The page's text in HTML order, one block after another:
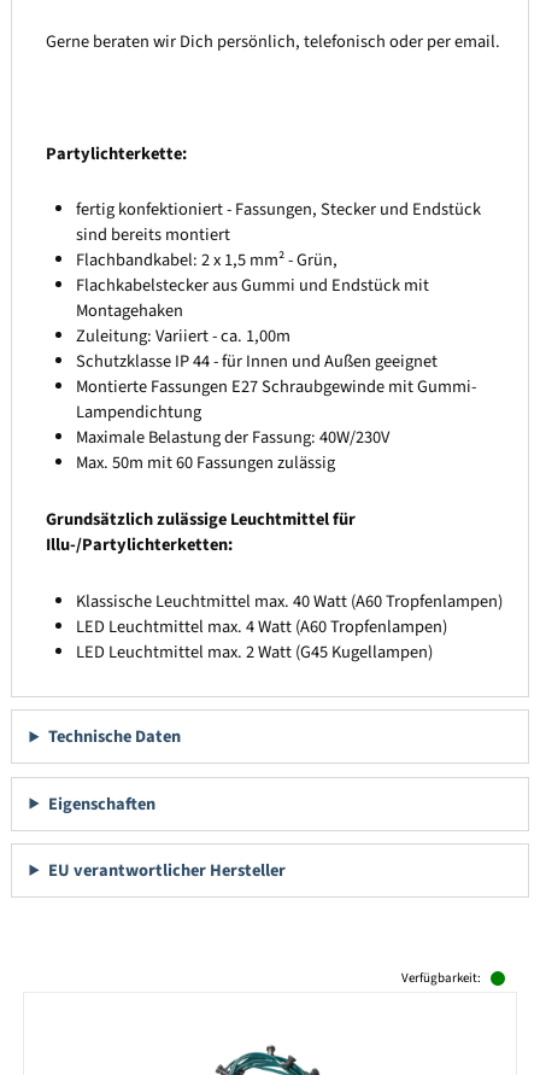
Gerne beraten wir Dich persönlich, telefonisch oder per email.
Partylichterkette:
fertig konfektioniert - Fassungen, Stecker und Endstück
sind bereits montiert
Flachbandkabel: 2 x 1,5 mm² - Grün,
Flachkabelstecker aus Gummi und Endstück mit
Montagehaken
Zuleitung: Variiert - ca. 1,00m
Schutzklasse IP 44 - für Innen und Außen geeignet
Montierte Fassungen E27 Schraubgewinde mit Gummi-
Lampendichtung
Maximale Belastung der Fassung: 40W/230V
Max. 50m mit 60 Fassungen zulässig
Grundsätzlich zulässige Leuchtmittel für
Illu-/Partylichterketten:
Klassische Leuchtmittel max. 40 Watt (A60 Tropfenlampen)
LED Leuchtmittel max. 4 Watt (A60 Tropfenlampen)
LED Leuchtmittel max. 2 Watt (G45 Kugellampen)
Technische Daten
Eigenschaften
EU verantwortlicher Hersteller
Verfügbarkeit: